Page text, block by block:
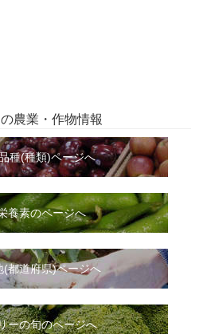
農業・作物情報
種(種類)ページへ
養素のページへ
(都道府県)ページへ
ーの旬のページへ